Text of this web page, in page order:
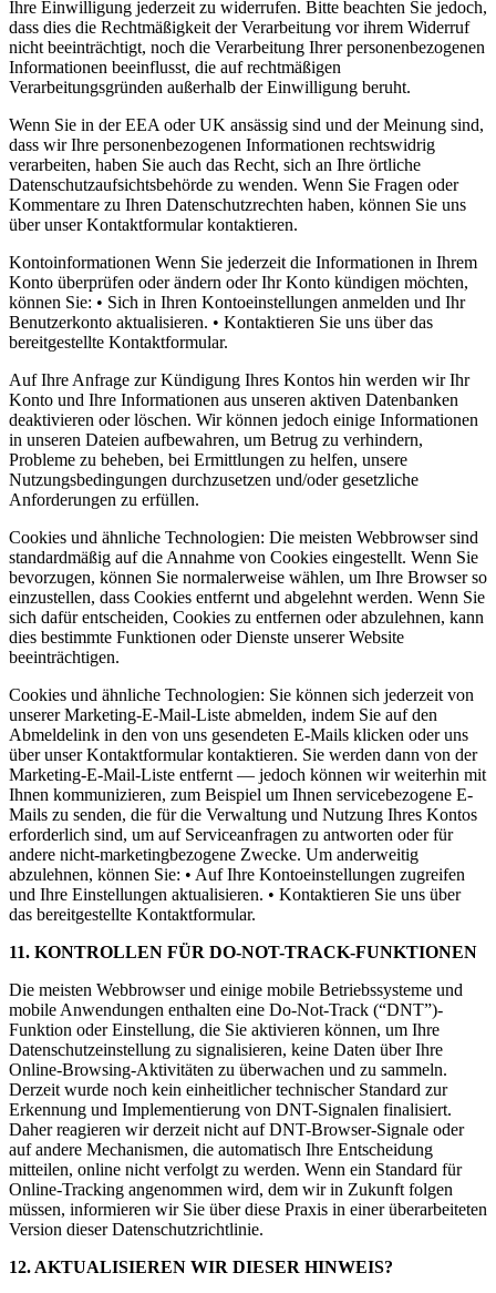
Ihre Einwilligung jederzeit zu widerrufen. Bitte beachten Sie jedoch,
dass dies die Rechtmäßigkeit der Verarbeitung vor ihrem Widerruf
nicht beeinträchtigt, noch die Verarbeitung Ihrer personenbezogenen
Informationen beeinflusst, die auf rechtmäßigen
Verarbeitungsgründen außerhalb der Einwilligung beruht.
Wenn Sie in der EEA oder UK ansässig sind und der Meinung sind,
dass wir Ihre personenbezogenen Informationen rechtswidrig
verarbeiten, haben Sie auch das Recht, sich an Ihre örtliche
Datenschutzaufsichtsbehörde zu wenden. Wenn Sie Fragen oder
Kommentare zu Ihren Datenschutzrechten haben, können Sie uns
über unser Kontaktformular kontaktieren.
Kontoinformationen Wenn Sie jederzeit die Informationen in Ihrem
Konto überprüfen oder ändern oder Ihr Konto kündigen möchten,
können Sie: • Sich in Ihren Kontoeinstellungen anmelden und Ihr
Benutzerkonto aktualisieren. • Kontaktieren Sie uns über das
bereitgestellte Kontaktformular.
Auf Ihre Anfrage zur Kündigung Ihres Kontos hin werden wir Ihr
Konto und Ihre Informationen aus unseren aktiven Datenbanken
deaktivieren oder löschen. Wir können jedoch einige Informationen
in unseren Dateien aufbewahren, um Betrug zu verhindern,
Probleme zu beheben, bei Ermittlungen zu helfen, unsere
Nutzungsbedingungen durchzusetzen und/oder gesetzliche
Anforderungen zu erfüllen.
Cookies und ähnliche Technologien: Die meisten Webbrowser sind
standardmäßig auf die Annahme von Cookies eingestellt. Wenn Sie
bevorzugen, können Sie normalerweise wählen, um Ihre Browser so
einzustellen, dass Cookies entfernt und abgelehnt werden. Wenn Sie
sich dafür entscheiden, Cookies zu entfernen oder abzulehnen, kann
dies bestimmte Funktionen oder Dienste unserer Website
beeinträchtigen.
Cookies und ähnliche Technologien: Sie können sich jederzeit von
unserer Marketing-E-Mail-Liste abmelden, indem Sie auf den
Abmeldelink in den von uns gesendeten E-Mails klicken oder uns
über unser Kontaktformular kontaktieren. Sie werden dann von der
Marketing-E-Mail-Liste entfernt — jedoch können wir weiterhin mit
Ihnen kommunizieren, zum Beispiel um Ihnen servicebezogene E-
Mails zu senden, die für die Verwaltung und Nutzung Ihres Kontos
erforderlich sind, um auf Serviceanfragen zu antworten oder für
andere nicht-marketingbezogene Zwecke. Um anderweitig
abzulehnen, können Sie: • Auf Ihre Kontoeinstellungen zugreifen
und Ihre Einstellungen aktualisieren. • Kontaktieren Sie uns über
das bereitgestellte Kontaktformular.
11. KONTROLLEN FÜR DO-NOT-TRACK-FUNKTIONEN
Die meisten Webbrowser und einige mobile Betriebssysteme und
mobile Anwendungen enthalten eine Do-Not-Track (“DNT”)-
Funktion oder Einstellung, die Sie aktivieren können, um Ihre
Datenschutzeinstellung zu signalisieren, keine Daten über Ihre
Online-Browsing-Aktivitäten zu überwachen und zu sammeln.
Derzeit wurde noch kein einheitlicher technischer Standard zur
Erkennung und Implementierung von DNT-Signalen finalisiert.
Daher reagieren wir derzeit nicht auf DNT-Browser-Signale oder
auf andere Mechanismen, die automatisch Ihre Entscheidung
mitteilen, online nicht verfolgt zu werden. Wenn ein Standard für
Online-Tracking angenommen wird, dem wir in Zukunft folgen
müssen, informieren wir Sie über diese Praxis in einer überarbeiteten
Version dieser Datenschutzrichtlinie.
12. AKTUALISIEREN WIR DIESER HINWEIS?